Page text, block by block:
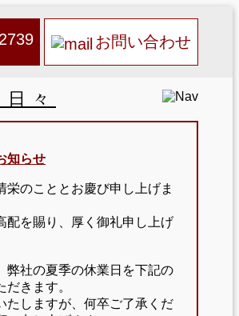
お問い合わせ
々
知らせ
栄のこととお慶び申し上げま
配を賜り、厚く御礼申し上げ
弊社の夏季の休業日を下記の
きます。
たしますが、何卒ご了承くだ